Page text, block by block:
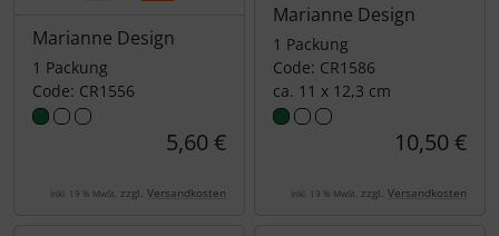
Marianne Design
1 Packung
Code: CR1556
5,60 €
inkl. 19 % MwSt. zzgl. Versandkosten
Marianne Design
1 Packung
Code: CR1586
ca. 11 x 12,3 cm
10,50 €
inkl. 19 % MwSt. zzgl. Versandkosten